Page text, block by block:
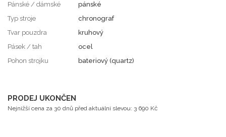
Pánské / dámské
pánské
Typ stroje
chronograf
Tvar pouzdra
kruhový
Pásek / tah
ocel
Pohon strojku
bateriový (quartz)
PRODEJ UKONČEN
Nejnižší cena za 30 dnů před aktuální slevou: 3 690 Kč